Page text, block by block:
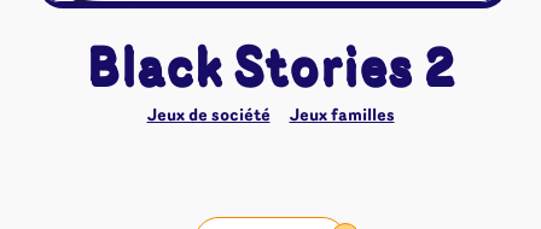
Black Stories 2
Jeux de société Jeux familles